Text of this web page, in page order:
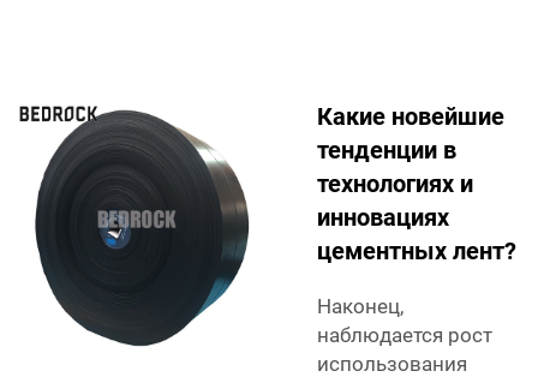
Какие новейшие
тенденции в
технологиях и
инновациях
цементных лент?
Наконец,
наблюдается рост
использования